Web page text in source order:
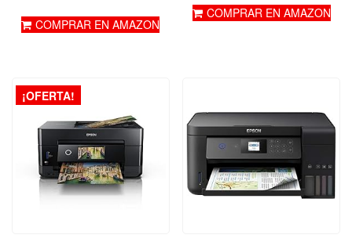
originalactual
COMPRAR EN AMAZON
original actual
COMPRAR EN AMAZON
¡OFERTA!